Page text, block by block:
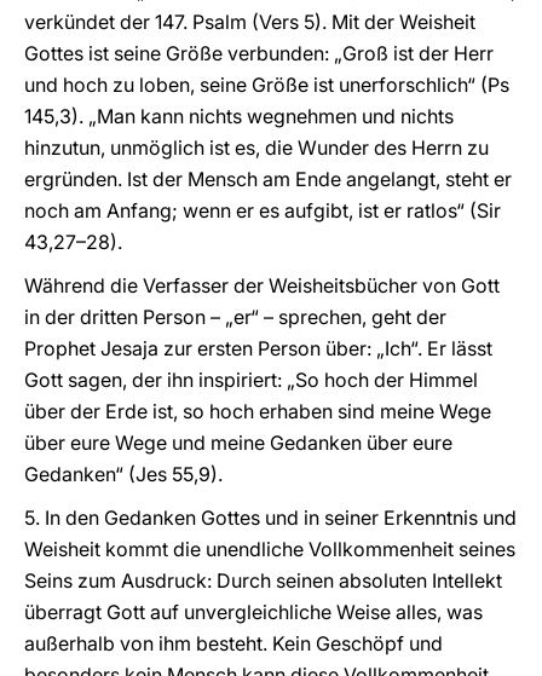
verkündet der 147. Psalm (Vers 5). Mit der Weisheit
Gottes ist seine Größe verbunden: „Groß ist der Herr
und hoch zu loben, seine Größe ist unerforschlich“ (Ps
145,3). „Man kann nichts wegnehmen und nichts
hinzutun, unmöglich ist es, die Wunder des Herrn zu
ergründen. Ist der Mensch am Ende angelangt, steht er
noch am Anfang; wenn er es aufgibt, ist er ratlos“ (Sir
43,27–28).
Während die Verfasser der Weisheitsbücher von Gott
in der dritten Person – „er“ – sprechen, geht der
Prophet Jesaja zur ersten Person über: „Ich“. Er lässt
Gott sagen, der ihn inspiriert: „So hoch der Himmel
über der Erde ist, so hoch erhaben sind meine Wege
über eure Wege und meine Gedanken über eure
Gedanken“ (Jes 55,9).
5. In den Gedanken Gottes und in seiner Erkenntnis und
Weisheit kommt die unendliche Vollkommenheit seines
Seins zum Ausdruck: Durch seinen absoluten Intellekt
überragt Gott auf unvergleichliche Weise alles, was
außerhalb von ihm besteht. Kein Geschöpf und